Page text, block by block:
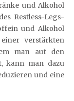
und Alkohol
Restless-Legs-
und Alkohol
verstärkten
man auf den
kann man dazu
und eine